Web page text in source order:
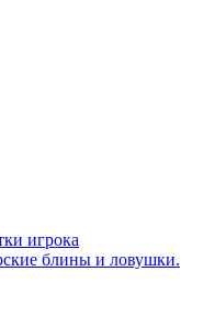
игрока
блины и ловушки.